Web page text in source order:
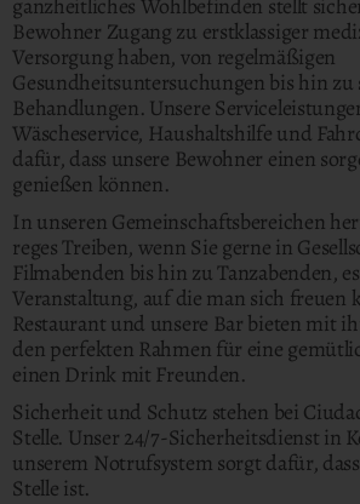
ganzheitliches Wohlbefinden stellt
Bewohner Zugang zu erstklassiger
Versorgung haben, von regelmäßigen
Gesundheitsuntersuchungen bis hin zu
Behandlungen. Unsere
Wäscheservice, Haushaltshilfe und
dafür, dass unsere Bewohner einen
genießen können.
In unseren Gemeinschaftsbereichen
reges Treiben, wenn Sie gerne in
Filmabenden bis hin zu Tanzabenden,
Veranstaltung, auf die man sich freuen
Restaurant und unsere Bar bieten mit
den perfekten Rahmen für eine
einen Drink mit Freunden.
Sicherheit und Schutz stehen bei
Stelle. Unser 24/7-Sicherheitsdienst in
unserem Notrufsystem sorgt dafür,
Stelle ist.